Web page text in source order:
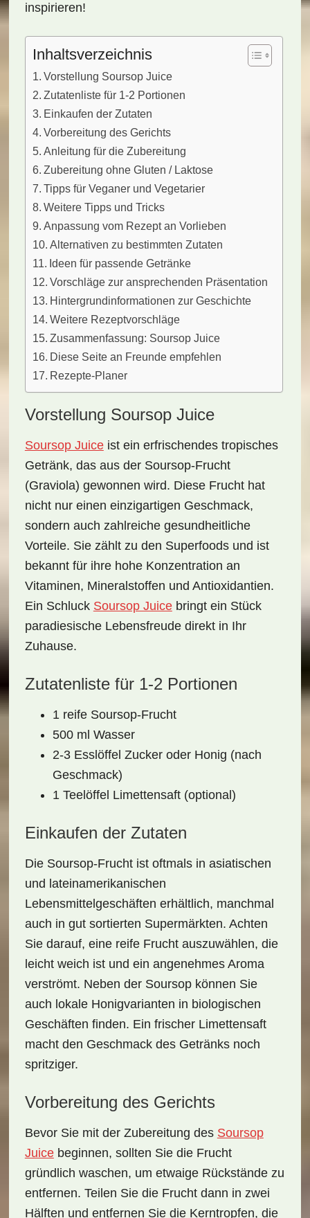
inspirieren!
Inhaltsverzeichnis
Vorstellung Soursop Juice
Zutatenliste für 1-2 Portionen
Einkaufen der Zutaten
Vorbereitung des Gerichts
Anleitung für die Zubereitung
Zubereitung ohne Gluten / Laktose
Tipps für Veganer und Vegetarier
Weitere Tipps und Tricks
Anpassung vom Rezept an Vorlieben
Alternativen zu bestimmten Zutaten
Ideen für passende Getränke
Vorschläge zur ansprechenden Präsentation
Hintergrundinformationen zur Geschichte
Weitere Rezeptvorschläge
Zusammenfassung: Soursop Juice
Diese Seite an Freunde empfehlen
Rezepte-Planer
Vorstellung Soursop Juice
Soursop Juiceist ein erfrischendes tropisches
Getränk, das aus der Soursop-Frucht
(Graviola) gewonnen wird. Diese Frucht hat
nicht nur einen einzigartigen Geschmack,
sondern auch zahlreiche gesundheitliche
Vorteile. Sie zählt zu den Superfoods und ist
bekannt für ihre hohe Konzentration an
Vitaminen, Mineralstoffen und Antioxidantien.
Ein Schluck Soursop Juicebringt ein Stück
paradiesische Lebensfreudedirekt in Ihr
Zuhause.
Zutatenliste für 1-2 Portionen
1 reife Soursop-Frucht
500 ml Wasser
2-3 Esslöffel Zucker oder Honig (nach
Geschmack)
1 Teelöffel Limettensaft (optional)
Einkaufen der Zutaten
Die Soursop-Frucht ist oftmals in asiatischen
und lateinamerikanischen
Lebensmittelgeschäften erhältlich, manchmal
auch in gut sortierten Supermärkten. Achten
Sie darauf, eine reife Frucht auszuwählen, die
leicht weich ist und ein angenehmes Aroma
verströmt. Neben der Soursop können Sie
auch lokale Honigvarianten in biologischen
Geschäften finden. Ein frischer Limettensaft
macht den Geschmack des Getränks noch
spritziger.
Vorbereitung des Gerichts
Bevor Sie mit der Zubereitung des Soursop
Juicebeginnen, sollten Sie die Frucht
gründlich waschen, um etwaige Rückstände zu
entfernen. Teilen Sie die Frucht dann in zwei
Hälften und entfernen Sie die Kerntropfen, die